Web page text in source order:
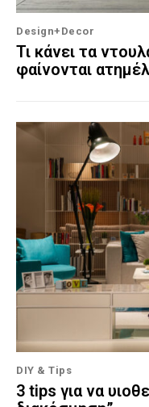
Design+Decor
Τι κάνει τα
φαίνονται
DIY & Tips
3 tips για να